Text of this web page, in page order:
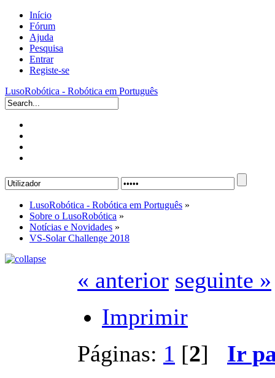
Início
Fórum
Ajuda
Pesquisa
Entrar
Registe-se
LusoRobótica - Robótica em Português
LusoRobótica - Robótica em Português »
Sobre o LusoRobótica »
Notícias e Novidades »
VS-Solar Challenge 2018
« anterior seguinte »
Imprimir
Páginas: 1 [2] Ir